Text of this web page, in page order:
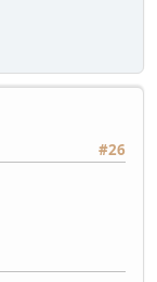
#26